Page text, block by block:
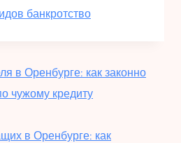
банкротство
в Оренбурге: как законно
чужому кредиту
в Оренбурге: как